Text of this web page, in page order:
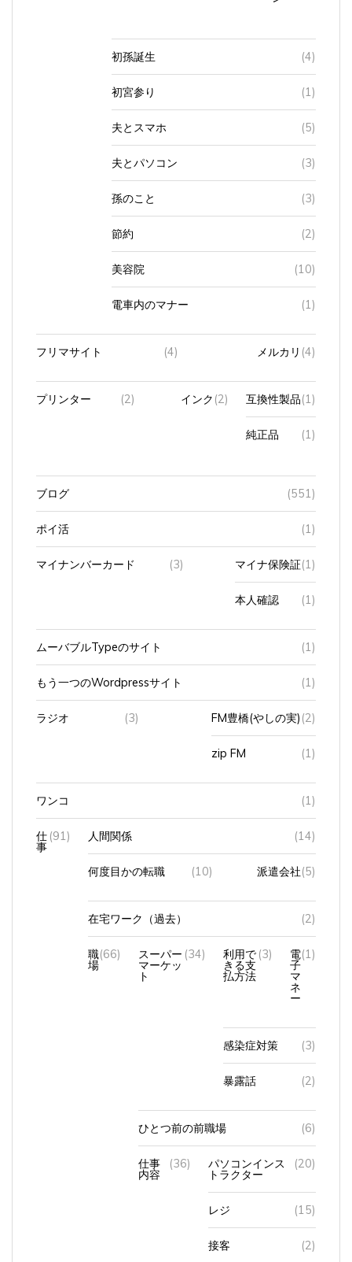
初孫誕生 (4)
初宮参り (1)
夫とスマホ (5)
夫とパソコン (3)
孫のこと (3)
節約 (2)
美容院 (10)
電車内のマナー (1)
フリマサイト (4) メルカリ (4)
プリンター (2) インク (2) 互換性製品 (1)
純正品 (1)
ブログ (551)
ポイ活 (1)
マイナンバーカード (3) マイナ保険証(1)
本人確認 (1)
ムーバブルTypeのサイト (1)
もう一つのWordpressサイト (1)
ラジオ (3) FM豊橋(やしの実) (2)
zip FM (1)
ワンコ (1)
仕
事
(91) 人間関係 (14)
何度目かの転職 (10) 派遣会社 (5)
在宅ワーク（過去） (2)
職
場
(66) スーパー
マーケッ
ト
(34) 利用で
きる支
払方法
(3) 電
子
マ
ネ
ー
(1)
感染症対策 (3)
暴露話 (2)
ひとつ前の前職場 (6)
仕事
内容
(36) パソコンインス
トラクター
(20)
レジ (15)
接客 (2)